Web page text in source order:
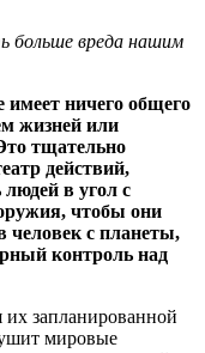
больше вреда нашим
имеет ничего общего
жизней или
тщательно
действий,
в угол с
чтобы они
человек с планеты,
контроль над
запланированной
мировые